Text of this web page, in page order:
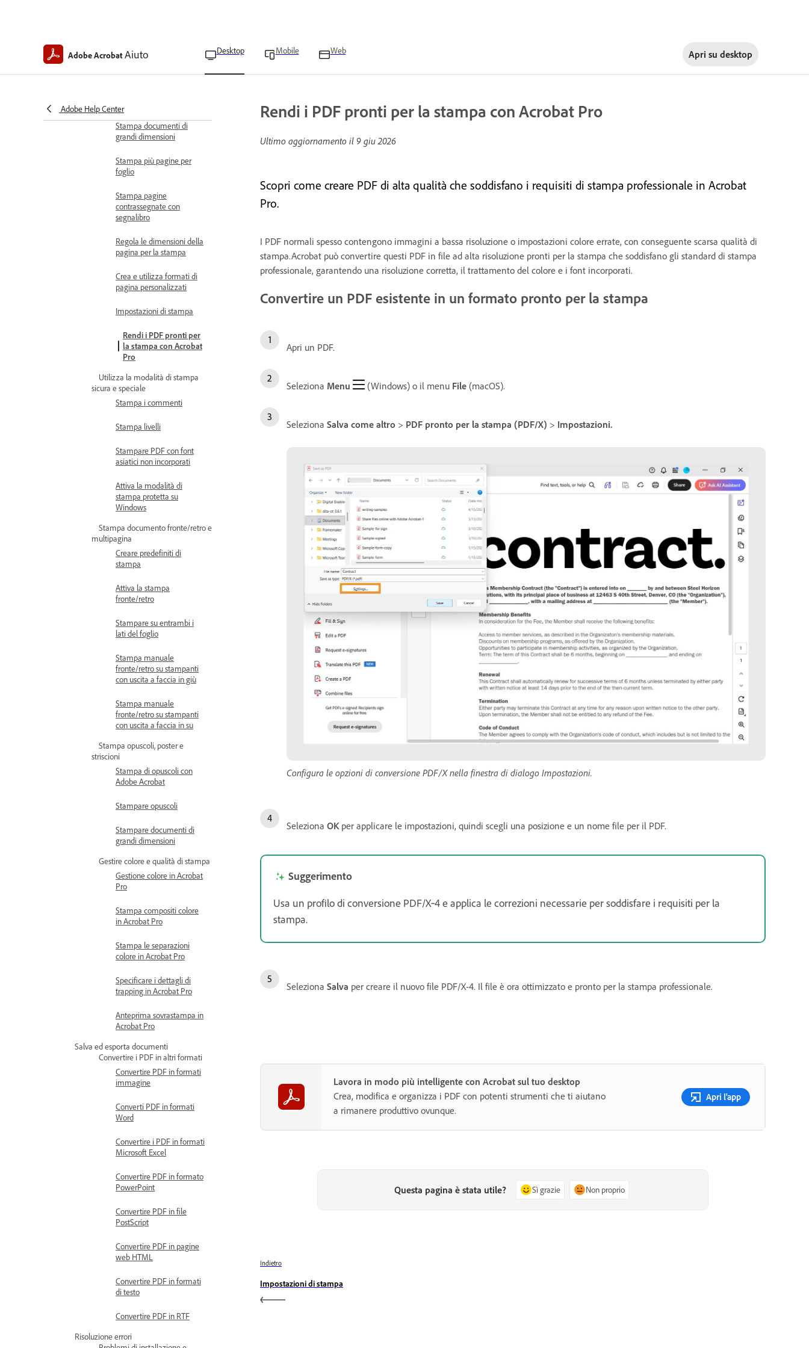
Adobe AcrobatAiuto Desktop Mobile Web Apri su desktop
Adobe Help Center
file PostScript
Stampa documenti di
grandi dimensioni
Stampa più pagine per
foglio
Stampa pagine
contrassegnate con
segnalibro
Regola le dimensioni della
pagina per la stampa
Crea e utilizza formati di
pagina personalizzati
Impostazioni di stampa
Rendi i PDF pronti per
la stampa con Acrobat
Pro
Utilizza la modalità di stampa
sicura e speciale
Stampa i commenti
Stampa livelli
Stampare PDF con font
asiatici non incorporati
Attiva la modalità di
stampa protetta su
Windows
Stampa documento fronte/retro e
multipagina
Creare predefiniti di
stampa
Attiva la stampa
fronte/retro
Stampare su entrambi i
lati del foglio
Stampa manuale
fronte/retro su stampanti
con uscita a faccia in giù
Stampa manuale
fronte/retro su stampanti
con uscita a faccia in su
Stampa opuscoli, poster e
striscioni
Stampa di opuscoli con
Adobe Acrobat
Stampare opuscoli
Stampare documenti di
grandi dimensioni
Gestire colore e qualità di stampa
Gestione colore in Acrobat
Pro
Stampa compositi colore
in Acrobat Pro
Stampa le separazioni
colore in Acrobat Pro
Specificare i dettagli di
trapping in Acrobat Pro
Anteprima sovrastampa in
Acrobat Pro
Salva ed esporta documenti
Convertire i PDF in altri formati
Convertire PDF in formati
immagine
Converti PDF in formati
Word
Convertire i PDF in formati
Microsoft Excel
Convertire PDF in formato
PowerPoint
Convertire PDF in file
PostScript
Convertire PDF in pagine
web HTML
Convertire PDF in formati
di testo
Convertire PDF in RTF
Risoluzione errori
Rendi i PDF pronti per la stampa con Acrobat Pro
Ultimo aggiornamento il 9 giu 2026
Scopri come creare PDF di alta qualità che soddisfano i requisiti di stampa professionale in Acrobat
Pro.
I PDF normali spesso contengono immagini a bassa risoluzione o impostazioni colore errate, con conseguente scarsa qualità di
stampa.Acrobat può convertire questi PDF in file ad alta risoluzione pronti per la stampa che soddisfano gli standard di stampa
professionale, garantendo una risoluzione corretta, il trattamento del colore e i font incorporati.
Convertire un PDF esistente in un formato pronto per la stampa
Apri un PDF.
Seleziona Menu (Windows) o il menu File (macOS).
Seleziona Salva come altro > PDF pronto per la stampa (PDF/X) > Impostazioni.
Configura le opzioni di conversione PDF/X nella finestra di dialogo Impostazioni.
Seleziona OK per applicare le impostazioni, quindi scegli una posizione e un nome file per il PDF.
Suggerimento
Usa un profilo di conversione PDF/X‑4 e applica le correzioni necessarie per soddisfare i requisiti per la
stampa.
Seleziona Salva per creare il nuovo file PDF/X-4. Il file è ora ottimizzato e pronto per la stampa professionale.
Lavora in modo più intelligente con Acrobat sul tuo desktop
Crea, modifica e organizza i PDF con potenti strumenti che ti aiutano
a rimanere produttivo ovunque.
Apri l'app
Questa pagina è stata utile? Sì grazie Non proprio
Indietro
Impostazioni di stampa